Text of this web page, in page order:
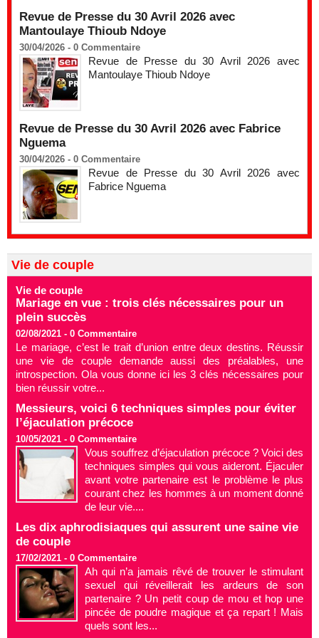
Revue de Presse du 30 Avril 2026 avec
Mantoulaye Thioub Ndoye
30/04/2026 - 0 Commentaire
Revue de Presse du 30 Avril 2026 avec
Mantoulaye Thioub Ndoye
Revue de Presse du 30 Avril 2026 avec Fabrice
Nguema
30/04/2026 - 0 Commentaire
Revue de Presse du 30 Avril 2026 avec
Fabrice Nguema
Vie de couple
Vie de couple
Mariage en vue : trois clés nécessaires pour un
plein succès
02/08/2021 - 0 Commentaire
Le mariage, c’est le trait d’union entre deux destins. Réussir
une vie de couple demande aussi des préalables, une
introspection. Ola vous donne ici les 3 clés nécessaires pour
bien réussir votre...
Messieurs, voici 6 techniques simples pour éviter
l’éjaculation précoce
10/05/2021 - 0 Commentaire
Vous souffrez d’éjaculation précoce ? Voici des
techniques simples qui vous aideront. Éjaculer
avant votre partenaire est le problème le plus
courant chez les hommes à un moment donné
de leur vie....
Les dix aphrodisiaques qui assurent une saine vie
de couple
17/02/2021 - 0 Commentaire
Ah qui n’a jamais rêvé de trouver le stimulant
sexuel qui réveillerait les ardeurs de son
partenaire ? Un petit coup de mou et hop une
pincée de poudre magique et ça repart ! Mais
quels sont les...